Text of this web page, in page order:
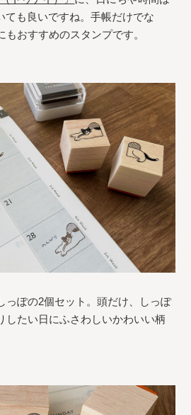
ても良いですね。手帳だけでな
もおすすめのスタンプです。
っぽの2個セット。頭だけ、しっぽ
したい日にふさわしいかわいい柄